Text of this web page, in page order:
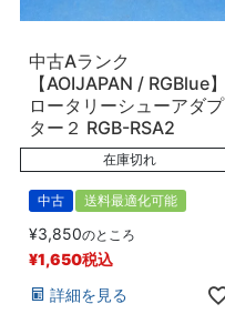
中古Aランク
【AOIJAPAN / RGBlue】
ロータリーシューアダプ
ター２ RGB-RSA2
在庫切れ
中古 送料最適化可能
¥3,850のところ
¥1,650税込
詳細を見る